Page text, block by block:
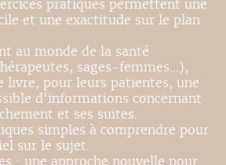
pratiques permettent une
et une exactitude sur le plan
au monde de la santé
sages-femmes...),
livre, pour leurs patientes, une
d'informations concernant
et ses suites.
simples à comprendre pour
sur le sujet.
: une approche nouvelle pour